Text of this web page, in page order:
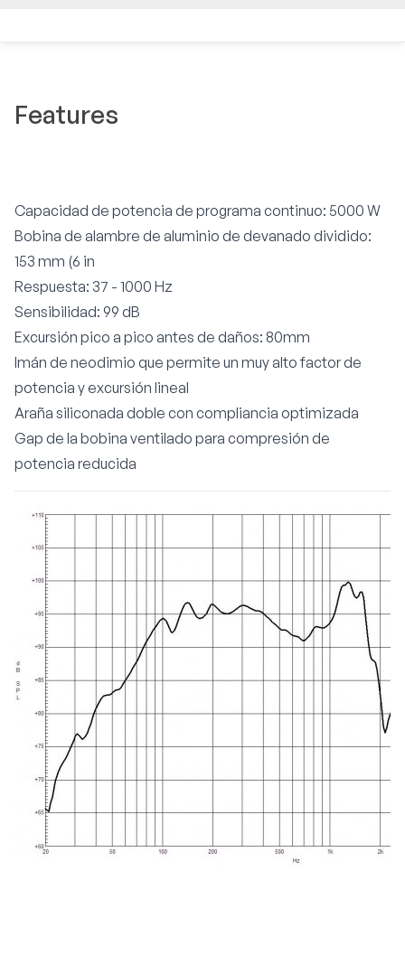
Features
Capacidad de potencia de programa continuo: 5000 W
Bobina de alambre de aluminio de devanado dividido:
153 mm (6 in
Respuesta: 37 - 1000 Hz
Sensibilidad: 99 dB
Excursión pico a pico antes de daños: 80mm
Imán de neodimio que permite un muy alto factor de
potencia y excursión lineal
Araña siliconada doble con compliancia optimizada
Gap de la bobina ventilado para compresión de
potencia reducida